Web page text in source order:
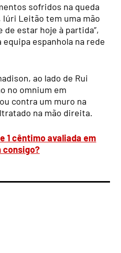
sofridos na queda
Leitão tem uma mão
de estar hoje à partida”,
espanhola na rede
ao lado de Rui
no omnium em
contra um muro na
na mão direita.
1 cêntimo avaliada em
consigo?